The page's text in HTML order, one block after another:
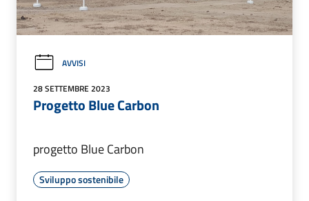
AVVISI
28 SETTEMBRE 2023
Progetto Blue Carbon
progetto Blue Carbon
Sviluppo sostenibile